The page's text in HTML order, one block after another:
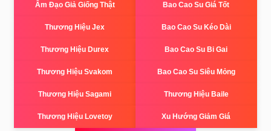
Âm Đạo Giả Giống Thật Bao Cao Su Giá Tốt
Thương Hiệu Jex Bao Cao Su Kéo Dài
Thương Hiệu Durex Bao Cao Su Bi Gai
Thương Hiệu Svakom Bao Cao Su Siêu Mỏng
Thương Hiệu Sagami Thương Hiệu Baile
Thương Hiệu Lovetoy Xu Hướng Giảm Giá